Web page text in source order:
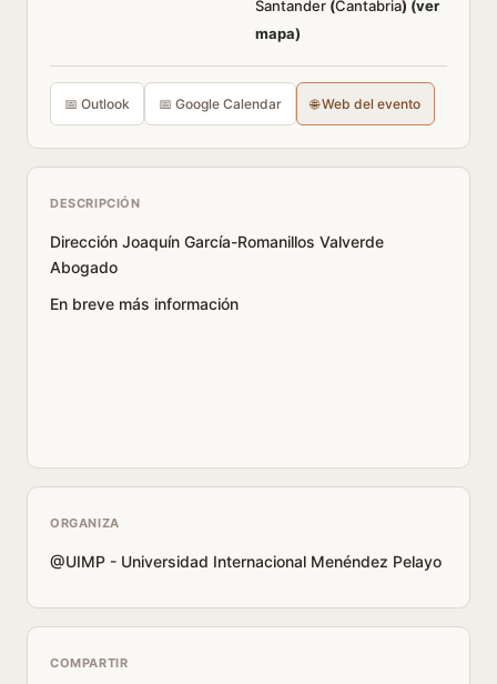
Santander (Cantabria) (ver
mapa)
📅 Outlook 📅 Google Calendar 🌐 Web del evento
DESCRIPCIÓN
Dirección Joaquín García-Romanillos Valverde
Abogado
En breve más información
ORGANIZA
@UIMP - Universidad Internacional Menéndez Pelayo
COMPARTIR